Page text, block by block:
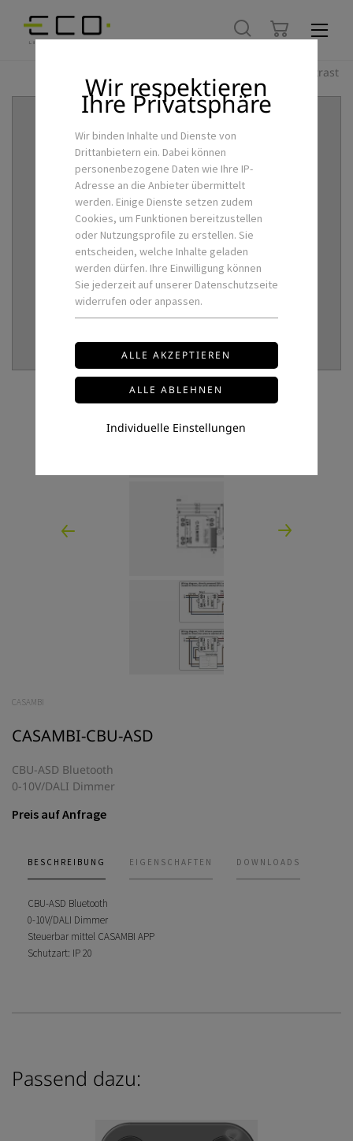
Hoher Kontrast
CASAMBI
CASAMBI-CBU-ASD
CBU-ASD Bluetooth
0-10V/DALI Dimmer
Preis auf Anfrage
BESCHREIBUNG EIGENSCHAFTEN DOWNLOADS
CBU-ASD Bluetooth
0-10V/DALI Dimmer
Steuerbar mittel CASAMBI APP
Schutzart: IP 20
Passend dazu:
Wir respektieren
Ihre Privatsphäre
Wir binden Inhalte und Dienste von
Drittanbietern ein. Dabei können
personenbezogene Daten wie Ihre IP-
Adresse an die Anbieter übermittelt
werden. Einige Dienste setzen zudem
Cookies, um Funktionen bereitzustellen
oder Nutzungsprofile zu erstellen. Sie
entscheiden, welche Inhalte geladen
werden dürfen. Ihre Einwilligung können
Sie jederzeit auf unserer Datenschutzseite
widerrufen oder anpassen.
Individuelle Einstellungen